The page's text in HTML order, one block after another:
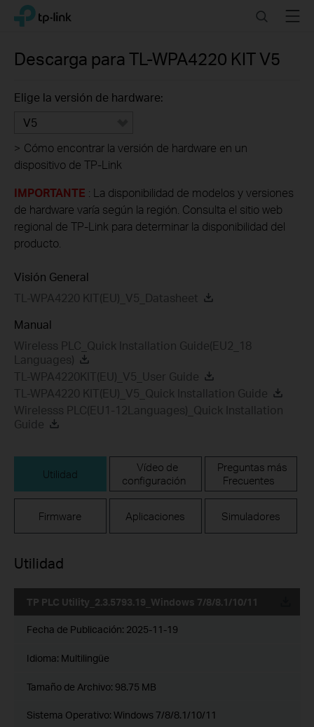
Click
navigation
TP-Link, Reliably Smart SearchMenu
Descarga para TL-WPA4220 KITV5
Elige la versión de hardware:
V5
> Cómo encontrar la versión de hardware en un
dispositivo de TP-Link
IMPORTANTE : La disponibilidad de modelos y versiones
de hardware varía según la región. Consulta el sitio web
regional de TP-Link para determinar la disponibilidad del
producto.
Visión General
TL-WPA4220 KIT(EU)_V5_Datasheet
Manual
Wireless PLC_Quick Installation Guide(EU2_18
Languages)
TL-WPA4220KIT(EU)_V5_User Guide
TL-WPA4220 KIT(EU)_V5_Quick Installation Guide
Wirelesss PLC(EU1-12Languages)_Quick Installation
Guide
Utilidad
Vídeo de
configuración
Preguntas más
Frecuentes
Firmware Aplicaciones Simuladores
Utilidad
TP PLC Utility_2.3.5793.19_Windows 7/8/8.1/10/11
Fecha de Publicación: 2025-11-19
Idioma: Multilingüe
Tamaño de Archivo: 98.75 MB
Sistema Operativo: Windows 7/8/8.1/10/11